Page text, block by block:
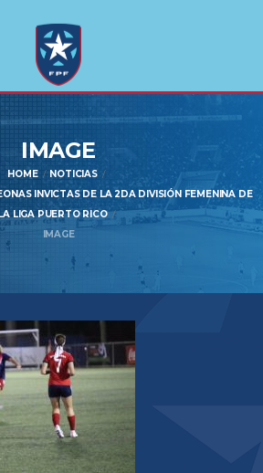
IMAGE
HOME
NOTICIAS
INVICTAS DE LA 2DA DIVISIÓN FEMENINA DE
LIGA PUERTO RICO
IMAGE